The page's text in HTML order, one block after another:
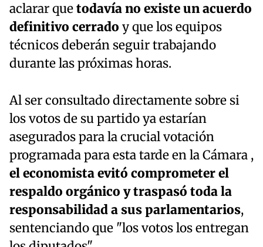
aclarar quetodavía no existe un acuerdo
definitivo cerrado y que los equipos
técnicos deberán seguir trabajando
durante las próximas horas.
Al ser consultado directamente sobre si
los votos de su partido ya estarían
asegurados para la crucial votación
programada para esta tarde en la Cámara ,
el economista evitó comprometer el
respaldo orgánico y traspasó toda la
responsabilidad a sus parlamentarios,
sentenciando que "los votos los entregan